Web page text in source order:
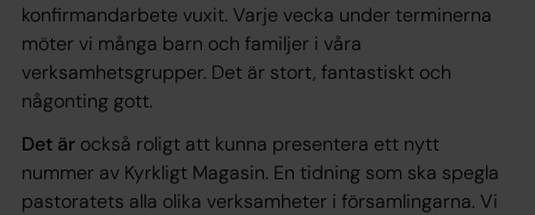
konfirmandarbete vuxit. Varje vecka under terminerna
möter vi många barn och familjer i våra
verksamhetsgrupper. Det är stort, fantastiskt och
någonting gott.
Det är också roligt att kunna presentera ett nytt
nummer av Kyrkligt Magasin. En tidning som ska spegla
pastoratets alla olika verksamheter i församlingarna. Vi